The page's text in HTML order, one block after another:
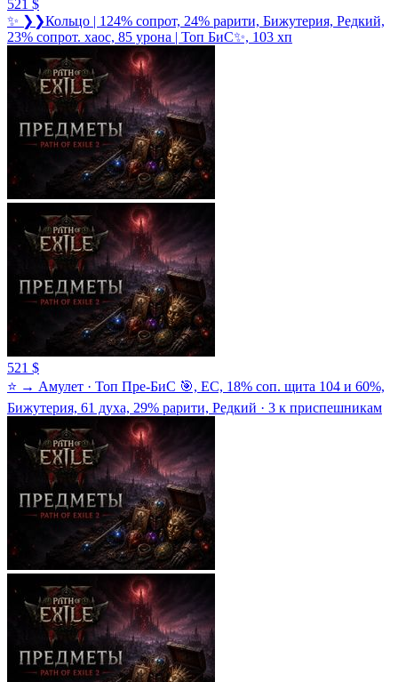
521 $
✨ ❯❯Кольцо | 124% сопрот, 24% рарити, Бижутерия, Редкий,
23% сопрот. хаос, 85 урона | Топ БиС✨, 103 хп
521 $
⭐ → Амулет · Топ Пре-БиС 🎯, ЕС, 18% соп. щита 104 и 60%,
Бижутерия, 61 духа, 29% рарити, Редкий · 3 к приспешникам